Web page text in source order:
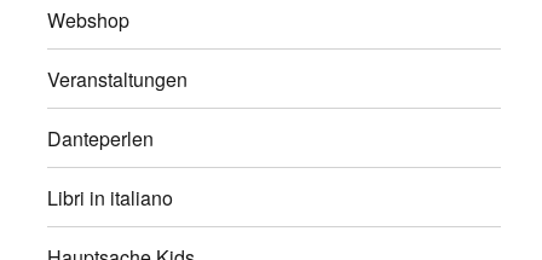
Webshop
Veranstaltungen
Danteperlen
Libri in italiano